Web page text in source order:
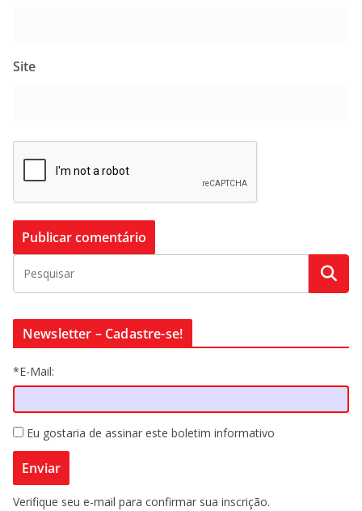
Site
Newsletter – Cadastre-se!
*E-Mail:
Eu gostaria de assinar este boletim informativo
Verifique seu e-mail para confirmar sua inscrição.